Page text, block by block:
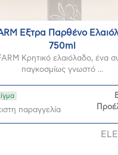
Εξτρα Παρθένο
750ml
Κρητικό ελαιόλαδο, ένα
παγκοσμίως γνωστό ...
παραγγελία